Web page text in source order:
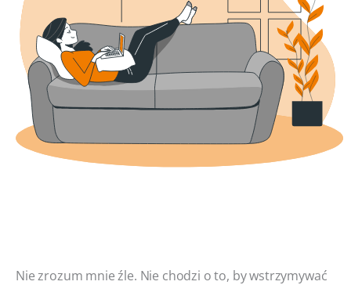
Nie zrozum mnie źle. Nie chodzi o to, by wstrzymywać